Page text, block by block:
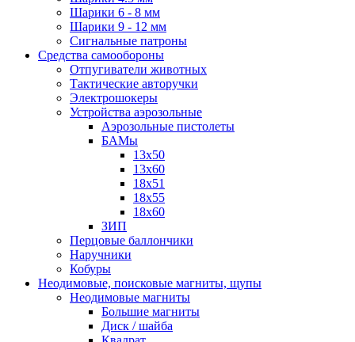
Шарики 6 - 8 мм
Шарики 9 - 12 мм
Сигнальные патроны
Средства самообороны
Отпугиватели животных
Тактические авторучки
Электрошокеры
Устройства аэрозольные
Аэрозольные пистолеты
БАМы
13х50
13х60
18х51
18х55
18х60
ЗИП
Перцовые баллончики
Наручники
Кобуры
Неодимовые, поисковые магниты, щупы
Неодимовые магниты
Большие магниты
Диск / шайба